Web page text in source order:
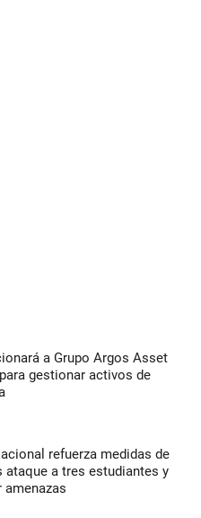
a Grupo Argos Asset
gestionar activos de
refuerza medidas de
ataque a tres estudiantes y
amenazas